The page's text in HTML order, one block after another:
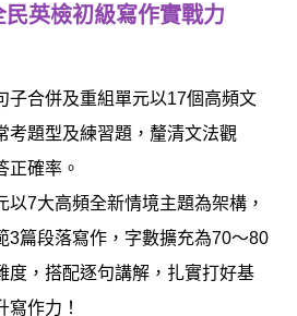
英檢初級寫作實戰力
子合併及重組單元以17個高頻文
考題型及練習題，釐清文法觀
正確率。
以7大高頻全新情境主題為架構，
3篇段落寫作，字數擴充為70～80
度，搭配逐句講解，扎實打好基
寫作力！